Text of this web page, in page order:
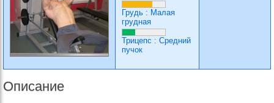
Грудь : Малая
грудная
Трицепс : Средний
пучок
Описание